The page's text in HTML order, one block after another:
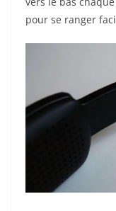
pour se ranger